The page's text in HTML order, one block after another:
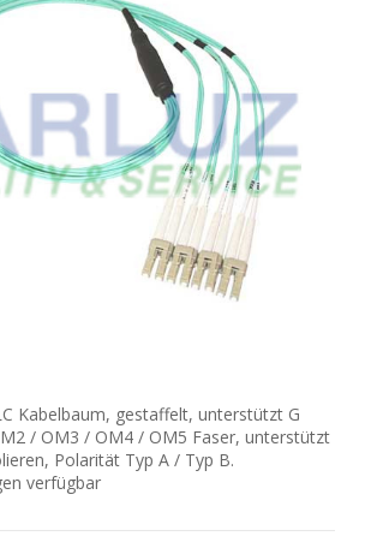
Kabelbaum, gestaffelt, unterstützt G
/ OM3 / OM4 / OM5 Faser, unterstützt
Polarität Typ A / Typ B.
verfügbar